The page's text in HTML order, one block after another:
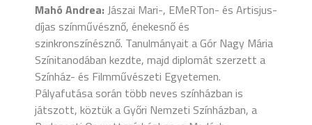
Mahó Andrea: Jászai Mari-, EMeRTon- és Artisjus-
díjas színművésznő, énekesnő és
szinkronszínésznő. Tanulmányait a Gór Nagy Mária
Színitanodában kezdte, majd diplomát szerzett a
Színház- és Filmművészeti Egyetemen.
Pályafutása során több neves színházban is
játszott, köztük a Győri Nemzeti Színházban, a